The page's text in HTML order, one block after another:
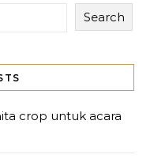
Search
crop untuk acara